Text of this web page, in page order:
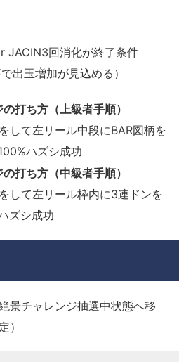
JACIN3回消化が終了条件
出玉増加が見込める）
打ち方（上級者手順）
して左リール中段にBAR図柄を
ハズシ成功
打ち方（中級者手順）
して左リール枠内に3連ドンを
ズシ成功
景チャレンジ抽選中状態へ移
）